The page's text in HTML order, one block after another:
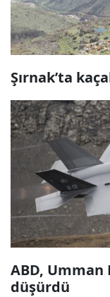
Şırnak’ta
ABD, Umman
düşürdü